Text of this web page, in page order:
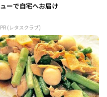
ューで自宅へお届け
PR (レタスクラブ)